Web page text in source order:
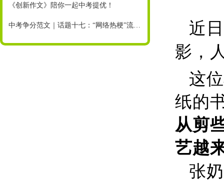
《创新作文》陪你一起中考提优！
中考争分范文｜话题十七：“网络热梗”流行，你也不会好好说话了吗
近
影，
这
纸的
从剪
艺越
张